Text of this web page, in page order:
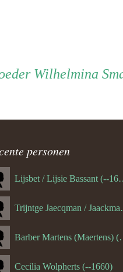
Moeder
Wilhelmina
personen
Lijsbet /
Barber
Cecilia Wolpherts (--1660)